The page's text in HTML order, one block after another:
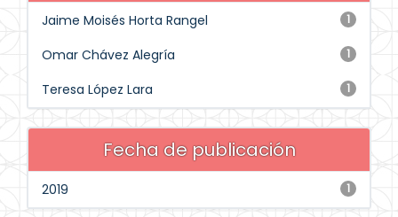
1
Jaime Moisés Horta Rangel
1
Omar Chávez Alegría
1
Teresa López Lara
Fecha de publicación
1
2019